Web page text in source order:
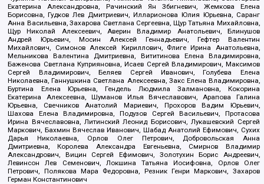
Екатерина Александровна, Рачинский Ян Збигневич, Жемкова Елена
Борисовна, Гудков Лев Дмитриевич, Илларионова Юлия Юрьевна, Саранг
Анна Васильевна, Захарова Светлана Сергеевна, Щур Татьяна Михайловна,
Щур Николай Алексеевич, Аверин Владимир Анатольевич, Блинушов
Андрей Юрьевич, Мосин Алексей Геннадьевич, Гефтер Валентин
Михайлович, Симонов Алексей Кириллович, Флиге Ирина Анатольевна,
Мельникова Валентина Дмитриевна, Вититинова Елена Владимировна,
Баженова Светлана Куприяновна, Исаев Сергей Владимирович, Максимов
Сергей Владимирович, Беляев Сергей Иванович, Голубева Елена
Николаевна, Ганнушкина Светлана Алексеевна, Закс Елена Владимировна,
Буртина Елена Юрьевна, Гендель Людмила Залмановна, Кокорина
Екатерина Алексеевна, Шуманов Илья Вячеславович, Арапова Галина
Юрьевна, Свечников Анатолий Мариевич, Прохоров Вадим Юрьевич,
Шахова Елена Владимировна, Подузов Сергей Васильевич, Протасова
Ирина Вячеславовна, Литинский Леонид Борисович, Лукашевский Сергей
Маркович, Бахмин Вячеслав Иванович, Шабад Анатолий Ефимович, Сухих
Дарья Николаевна, Орлов Олег Петрович, Добровольская Анна
Дмитриевна, Королева Александра Евгеньевна, Смирнов Владимир
Александрович, Вицин Сергей Ефимович, Золотухин Борис Андреевич,
Левинсон Лев Семенович, Локшина Татьяна Иосифовна, Орлов Олег
Петрович, Полякова Мара Федоровна, Резник Генри Маркович, Захаров
Герман Константинович